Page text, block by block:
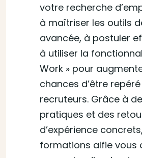
votre recherche
à maîtriser les outils
avancée, à postuler
à utiliser la
Work » pour
chances d’être
recruteurs. Grâce à
pratiques et des
d’expérience
formations alfie vous